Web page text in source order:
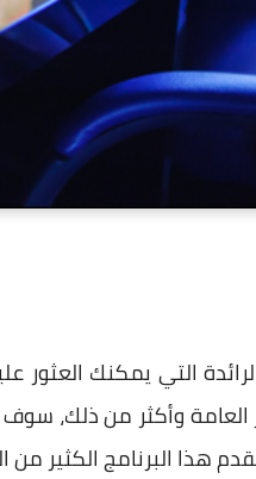
التي يمكنك
وأكثر من ذلك، سوف
هذا البرنامج الكثير من